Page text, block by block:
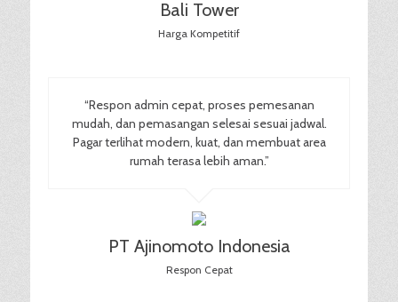
Bali Tower
Harga Kompetitif
“Respon admin cepat, proses pemesanan
mudah, dan pemasangan selesai sesuai jadwal.
Pagar terlihat modern, kuat, dan membuat area
rumah terasa lebih aman.”
PT Ajinomoto Indonesia
Respon Cepat